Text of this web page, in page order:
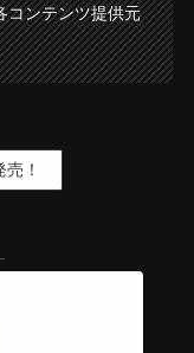
コンテンツ提供元
！